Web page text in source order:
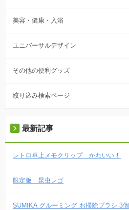
美容・健康・入浴
ユニバーサルデザイン
その他の便利グッズ
絞り込み検索ページ
最新記事
レトロ卓上メモクリップ かわいい！
限定版 昆虫レゴ
SUMIKA グルーミング お掃除ブラシ 3